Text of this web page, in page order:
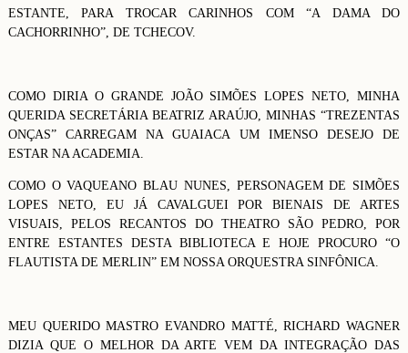
ESTANTE, PARA TROCAR CARINHOS COM “A DAMA DO
CACHORRINHO”, DE TCHECOV.
COMO DIRIA O GRANDE JOÃO SIMÕES LOPES NETO, MINHA
QUERIDA SECRETÁRIA BEATRIZ ARAÚJO, MINHAS “TREZENTAS
ONÇAS” CARREGAM NA GUAIACA UM IMENSO DESEJO DE
ESTAR NA ACADEMIA.
COMO O VAQUEANO BLAU NUNES, PERSONAGEM DE SIMÕES
LOPES NETO, EU JÁ CAVALGUEI POR BIENAIS DE ARTES
VISUAIS, PELOS RECANTOS DO THEATRO SÃO PEDRO, POR
ENTRE ESTANTES DESTA BIBLIOTECA E HOJE PROCURO “O
FLAUTISTA DE MERLIN” EM NOSSA ORQUESTRA SINFÔNICA.
MEU QUERIDO MASTRO EVANDRO MATTÉ, RICHARD WAGNER
DIZIA QUE O MELHOR DA ARTE VEM DA INTEGRAÇÃO DAS